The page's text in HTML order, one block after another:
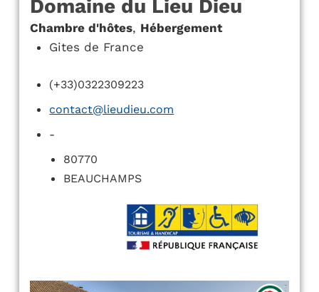
Domaine du Lieu Dieu
Chambre d'hôtes, Hébergement
Gites de France
(+33)0322309223
contact@lieudieu.com
-
80770
BEAUCHAMPS